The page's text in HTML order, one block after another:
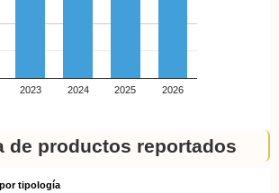
2023 2024 2025 2026
de productos reportados
tipología